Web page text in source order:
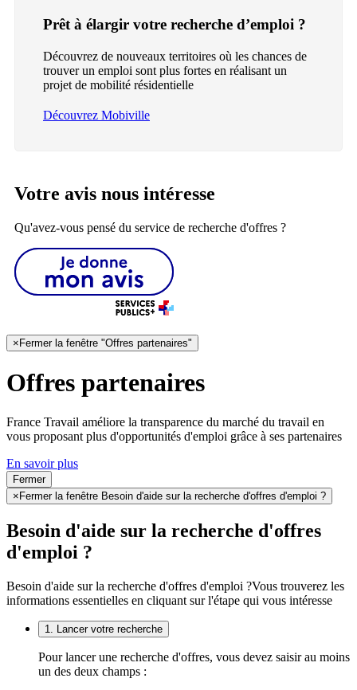
Prêt à élargir votre recherche d’emploi ?
Découvrez de nouveaux territoires où les chances de
trouver un emploi sont plus fortes en réalisant un
projet de mobilité résidentielle
Découvrez Mobiville
Votre avis nous intéresse
Qu'avez-vous pensé du service de recherche d'offres ?
× Fermer la fenêtre "Offres partenaires"
Offres partenaires
France Travail améliore la transparence du marché du travail en
vous proposant plus d'opportunités d'emploi grâce à ses partenaires
En savoir plus
Fermer
×Fermer la fenêtre Besoin d'aide sur la recherche d'offres d'emploi ?
Besoin d'aide sur la recherche d'offres
d'emploi ?
Besoin d'aide sur la recherche d'offres d'emploi ?Vous trouverez les
informations essentielles en cliquant sur l'étape qui vous intéresse
1. Lancer votre recherche
Pour lancer une recherche d'offres, vous devez saisir au moins
un des deux champs :